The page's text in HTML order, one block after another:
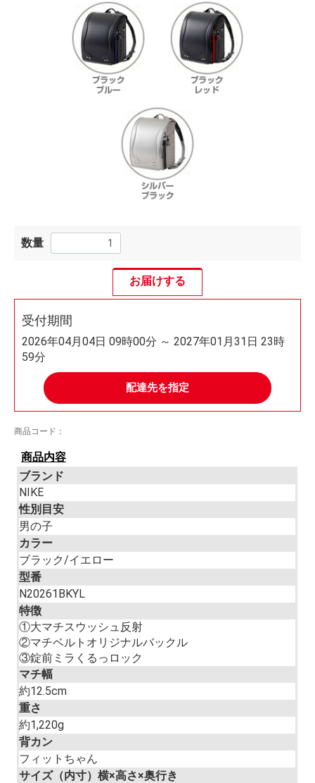
数量
お届けする
配達先を指定
受付期間
2026年04月04日 09時00分 ～ 2027年01月31日 23時
59分
商品コード：
商品内容
ブランド
NIKE
性別目安
男の子
カラー
ブラック/イエロー
型番
N20261BKYL
特徴
①大マチスウッシュ反射
②マチベルトオリジナルバックル
③錠前ミラくるっロック
マチ幅
約12.5cm
重さ
約1,220g
背カン
フィットちゃん
サイズ（内寸）横×高さ×奥行き